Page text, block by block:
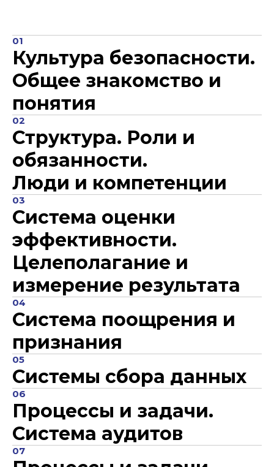
01
Культура безопасности.
Общее знакомство и
понятия
02
Структура. Роли и
обязанности.
Люди и компетенции
03
Система оценки
эффективности.
Целеполагание и
измерение результата
04
Система поощрения и
признания
05
Системы сбора данных
06
Процессы и задачи.
Система аудитов
07